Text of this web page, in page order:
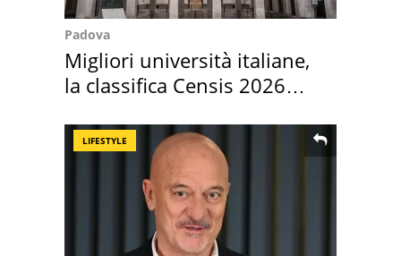
Padova
Migliori università italiane,
la classifica Censis 2026
LIFESTYLE